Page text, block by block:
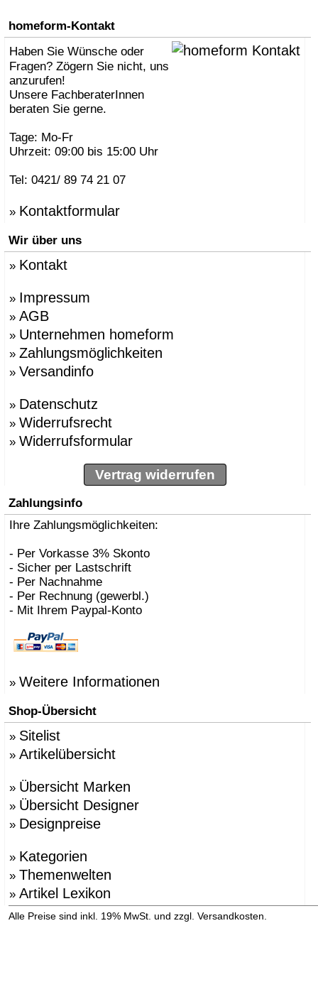
homeform-Kontakt
Haben Sie Wünsche oder
Fragen? Zögern Sie nicht, uns
anzurufen!
Unsere FachberaterInnen
beraten Sie gerne.
Tage: Mo-Fr
Uhrzeit: 09:00 bis 15:00 Uhr
Tel: 0421/ 89 74 21 07
» Kontaktformular
Wir über uns
» Kontakt
» Impressum
» AGB
» Unternehmen homeform
» Zahlungsmöglichkeiten
» Versandinfo
» Datenschutz
» Widerrufsrecht
» Widerrufsformular
Vertrag widerrufen
Zahlungsinfo
Ihre Zahlungsmöglichkeiten:
- Per Vorkasse 3% Skonto
- Sicher per Lastschrift
- Per Nachnahme
- Per Rechnung (gewerbl.)
- Mit Ihrem Paypal-Konto
» Weitere Informationen
Shop-Übersicht
» Sitelist
» Artikelübersicht
» Übersicht Marken
» Übersicht Designer
» Designpreise
» Kategorien
» Themenwelten
» Artikel Lexikon
Alle Preise sind inkl. 19% MwSt. und zzgl. Versandkosten.